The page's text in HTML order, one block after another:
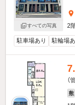
すべての写真
2
駐車場あり 駐輪場
（
敷